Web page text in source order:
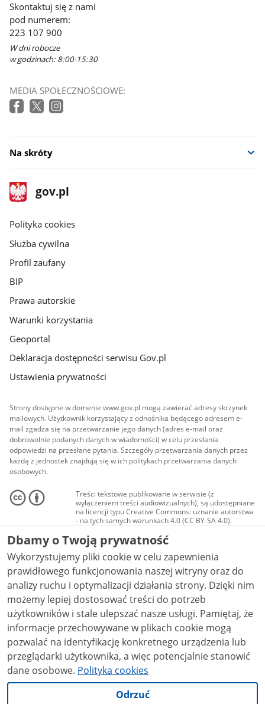
Skontaktuj się z nami
pod numerem:
223 107 900
W dni robocze
w godzinach: 8:00-15:30
MEDIA SPOŁECZNOŚCIOWE:
Na skróty
stopka
gov.pl
Strona
gov.pl
gov.pl
Polityka cookies
Służba cywilna
Profil zaufany
BIP
Prawa autorskie
Warunki korzystania
Geoportal
Deklaracja dostępności serwisu Gov.pl
Ustawienia prywatności
Strony dostępne w domenie www.gov.pl mogą zawierać adresy skrzynek
mailowych. Użytkownik korzystający z odnośnika będącego adresem e-
mail zgadza się na przetwarzanie jego danych (adres e-mail oraz
dobrowolnie podanych danych w wiadomości) w celu przesłania
odpowiedzi na przesłane pytania. Szczegóły przetwarzania danych przez
każdą z jednostek znajdują się w ich politykach przetwarzania danych
osobowych.
Treści tekstowe publikowane w serwisie (z
wyłączeniem treści audiowizualnych), są udostępniane
na licencji typu Creative Commons: uznanie autorstwa
- na tych samych warunkach 4.0 (CC BY-SA 4.0).
Materiały audiowizualne, w tym zdjęcia, materiały
audio i wideo, są udostępniane na licencji typu
Creative Commons: uznanie autorstwa użycie
niekomercyjne - bez utworów zależnych 4.0 (CC BY-
NC-ND 4.0), o ile nie jest to stwierdzone inaczej.
Dbamy o Twoją prywatność
Wykorzystujemy pliki cookie w celu zapewnienia
prawidłowego funkcjonowania naszej witryny oraz do
analizy ruchu i optymalizacji działania strony. Dzięki nim
możemy lepiej dostosować treści do potrzeb
użytkowników i stale ulepszać nasze usługi. Pamiętaj, że
informacje przechowywane w plikach cookie mogą
pozwalać na identyfikację konkretnego urządzenia lub
przeglądarki użytkownika, a więc potencjalnie stanowić
dane osobowe. Polityka cookies
Odrzuć